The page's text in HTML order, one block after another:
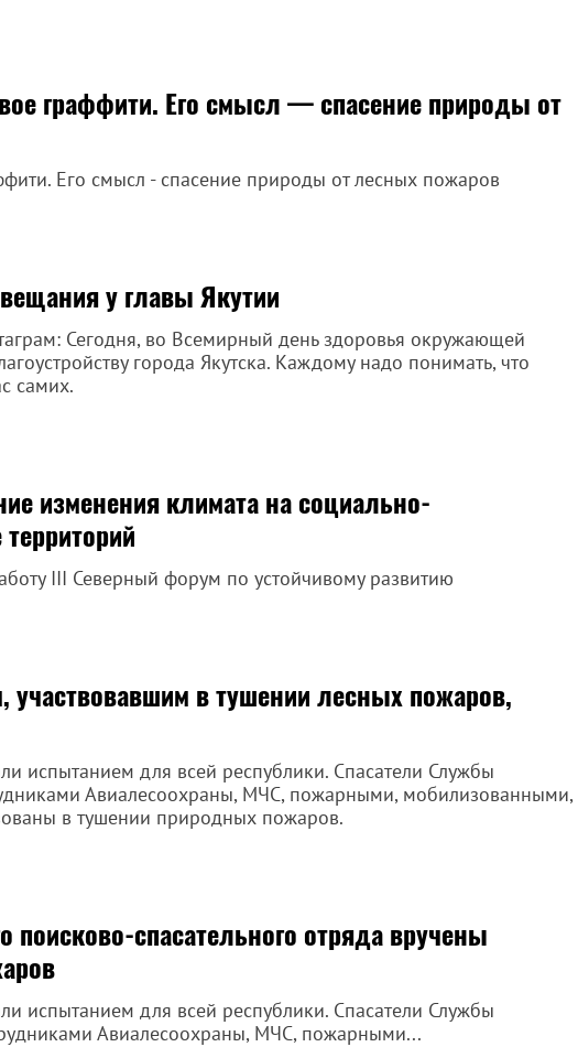
граффити. Его смысл — спасение природы от
Его смысл - спасение природы от лесных пожаров
у главы Якутии
Сегодня, во Всемирный день здоровья окружающей
города Якутска. Каждому надо понимать, что
самих.
изменения климата на социально-
III Северный форум по устойчивому развитию
участвовавшим в тушении лесных пожаров,
испытанием для всей республики. Спасатели Службы
Авиалесоохраны, МЧС, пожарными, мобилизованными,
в тушении природных пожаров.
поисково-спасательного отряда вручены
испытанием для всей республики. Спасатели Службы
Авиалесоохраны, МЧС, пожарными...